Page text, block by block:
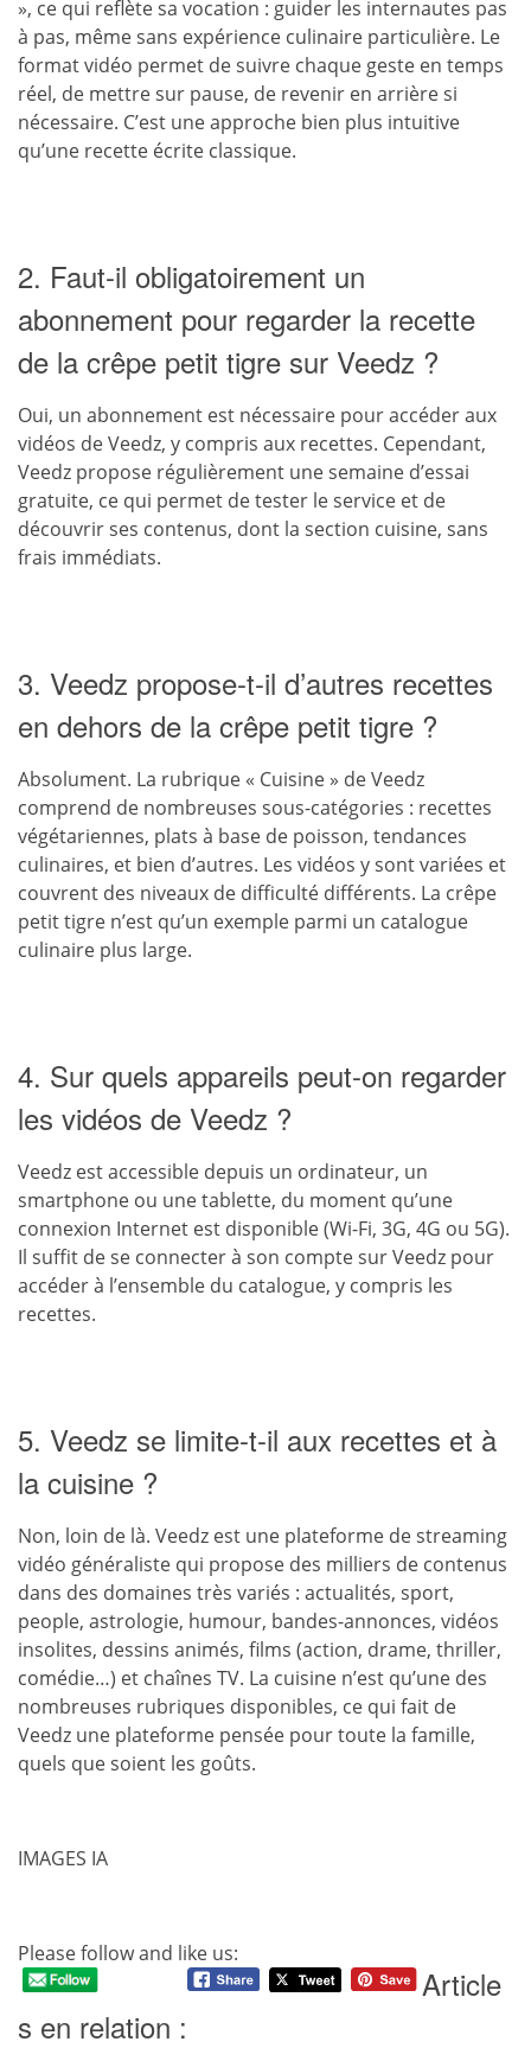
», ce qui reflète sa vocation : guider les internautes pas
à pas, même sans expérience culinaire particulière. Le
format vidéo permet de suivre chaque geste en temps
réel, de mettre sur pause, de revenir en arrière si
nécessaire. C’est une approche bien plus intuitive
qu’une recette écrite classique.
2. Faut-il obligatoirement un
abonnement pour regarder la recette
de la crêpe petit tigre sur Veedz ?
Oui, un abonnement est nécessaire pour accéder aux
vidéos de Veedz, y compris aux recettes. Cependant,
Veedz propose régulièrement une semaine d’essai
gratuite, ce qui permet de tester le service et de
découvrir ses contenus, dont la section cuisine, sans
frais immédiats.
3. Veedz propose-t-il d’autres recettes
en dehors de la crêpe petit tigre ?
Absolument. La rubrique « Cuisine » de Veedz
comprend de nombreuses sous-catégories : recettes
végétariennes, plats à base de poisson, tendances
culinaires, et bien d’autres. Les vidéos y sont variées et
couvrent des niveaux de difficulté différents. La crêpe
petit tigre n’est qu’un exemple parmi un catalogue
culinaire plus large.
4. Sur quels appareils peut-on regarder
les vidéos de Veedz ?
Veedz est accessible depuis un ordinateur, un
smartphone ou une tablette, du moment qu’une
connexion Internet est disponible (Wi-Fi, 3G, 4G ou 5G).
Il suffit de se connecter à son compte sur Veedz pour
accéder à l’ensemble du catalogue, y compris les
recettes.
5. Veedz se limite-t-il aux recettes et à
la cuisine ?
Non, loin de là. Veedz est une plateforme de streaming
vidéo généraliste qui propose des milliers de contenus
dans des domaines très variés : actualités, sport,
people, astrologie, humour, bandes-annonces, vidéos
insolites, dessins animés, films (action, drame, thriller,
comédie…) et chaînes TV. La cuisine n’est qu’une des
nombreuses rubriques disponibles, ce qui fait de
Veedz une plateforme pensée pour toute la famille,
quels que soient les goûts.
IMAGES IA
Please follow and like us:
Article
s en relation :